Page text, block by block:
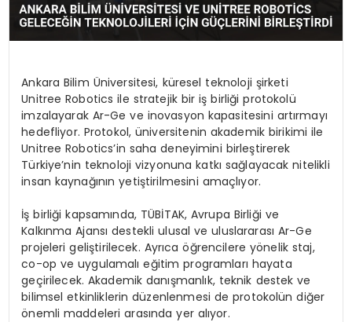
Ankara Bilim Üniversitesi, küresel teknoloji şirketi
Unitree Robotics ile stratejik bir iş birliği protokolü
imzalayarak Ar-Ge ve inovasyon kapasitesini artırmayı
hedefliyor. Protokol, üniversitenin akademik birikimi ile
Unitree Robotics’in saha deneyimini birleştirerek
Türkiye’nin teknoloji vizyonuna katkı sağlayacak nitelikli
insan kaynağının yetiştirilmesini amaçlıyor.
İş birliği kapsamında, TÜBİTAK, Avrupa Birliği ve
Kalkınma Ajansı destekli ulusal ve uluslararası Ar-Ge
projeleri geliştirilecek. Ayrıca öğrencilere yönelik staj,
co-op ve uygulamalı eğitim programları hayata
geçirilecek. Akademik danışmanlık, teknik destek ve
bilimsel etkinliklerin düzenlenmesi de protokolün diğer
önemli maddeleri arasında yer alıyor.